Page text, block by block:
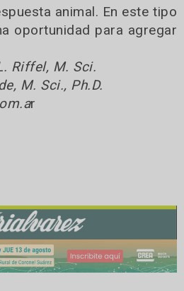
animal. En este tipo
oportunidad para agregar
Riffel, M. Sci.
M. Sci., Ph.D.
r